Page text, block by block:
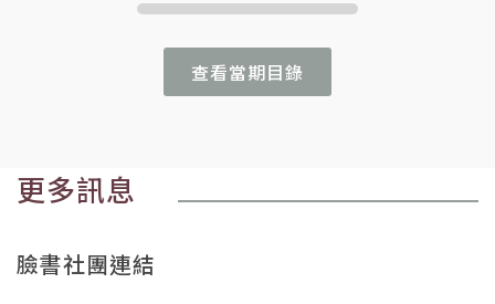
查看當期目錄
更多訊息
臉書社團連結